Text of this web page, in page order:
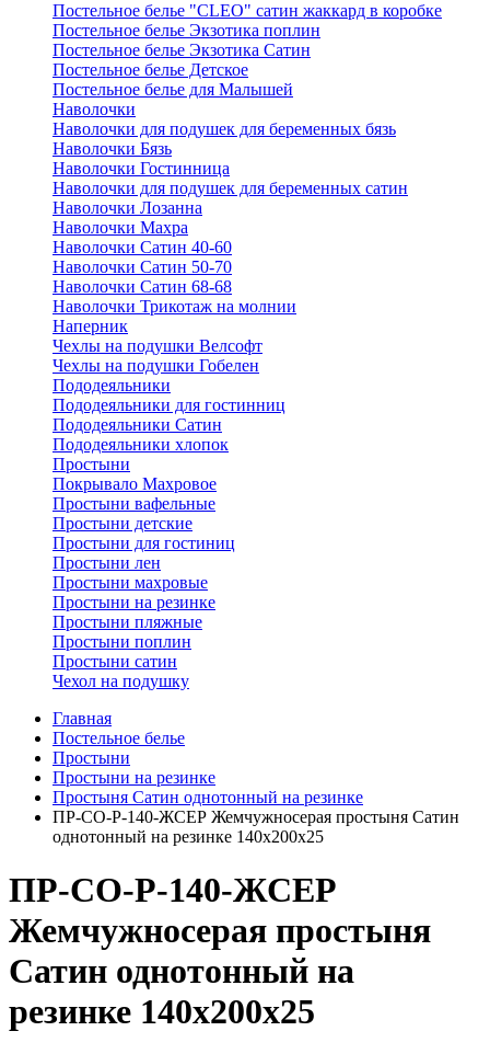
Постельное белье "CLEO" сатин жаккард в коробке
Постельное белье Экзотика поплин
Постельное белье Экзотика Сатин
Постельное белье Детское
Постельное белье для Малышей
Наволочки
Наволочки для подушек для беременных бязь
Наволочки Бязь
Наволочки Гостинница
Наволочки для подушек для беременных сатин
Наволочки Лозанна
Наволочки Махра
Наволочки Сатин 40-60
Наволочки Сатин 50-70
Наволочки Сатин 68-68
Наволочки Трикотаж на молнии
Наперник
Чехлы на подушки Велсофт
Чехлы на подушки Гобелен
Пододеяльники
Пододеяльники для гостинниц
Пододеяльники Сатин
Пододеяльники хлопок
Простыни
Покрывало Махровое
Простыни вафельные
Простыни детские
Простыни для гостиниц
Простыни лен
Простыни махровые
Простыни на резинке
Простыни пляжные
Простыни поплин
Простыни сатин
Чехол на подушку
Главная
Постельное белье
Простыни
Простыни на резинке
Простыня Сатин однотонный на резинке
ПР-СО-Р-140-ЖСЕР Жемчужносерая простыня Сатин
однотонный на резинке 140х200х25
ПР-СО-Р-140-ЖСЕР
Жемчужносерая простыня
Сатин однотонный на
резинке 140х200х25